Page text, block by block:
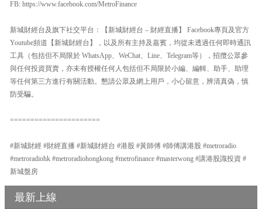
FB: https://www.facebook.com/MetroFinance
新城財經台及旗下社交平台：【新城財經台 – 財經直播】 Facebook專頁及官方
Youtube頻道【新城財經台】，以及所有主持及嘉賓，均從未透過任何即時通訊
工具（包括但不局限於 WhatsApp、WeChat、Line、Telegram等），招攬公眾參
與任何投資買賣，亦未有授權任何人包括但不局限於小編、編輯、助手、助理
等任何第三方進行有關活動。懇請公眾及網上用戶，小心留意，辨清真偽，慎
防受騙。
======================
#新城財經 #財經直播 #新城財經台 #港股 #黃師傅 #師傅講港股 #metroradio
#metroradiohk #metroradiohongkong #metrofinance #masterwong #講港股識投資 #
新城盤房
最新上線